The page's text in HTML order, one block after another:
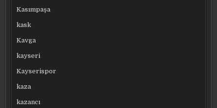
Kasımpaşa
kask
Kavga
kayseri
Kayserispor
kaza
kazancı